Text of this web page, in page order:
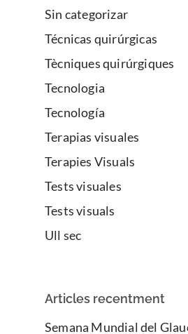
Sin categorizar
Técnicas quirúrgicas
Tècniques quirúrgiques
Tecnologia
Tecnología
Terapias visuales
Terapies Visuals
Tests visuales
Tests visuals
Ull sec
Articles recentment
Semana Mundial del